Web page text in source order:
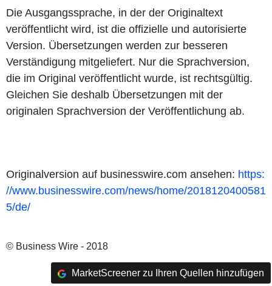
Die Ausgangssprache, in der der Originaltext
veröffentlicht wird, ist die offizielle und autorisierte
Version. Übersetzungen werden zur besseren
Verständigung mitgeliefert. Nur die Sprachversion,
die im Original veröffentlicht wurde, ist rechtsgültig.
Gleichen Sie deshalb Übersetzungen mit der
originalen Sprachversion der Veröffentlichung ab.
Originalversion auf businesswire.com ansehen: https:
//www.businesswire.com/news/home/2018120400581
5/de/
© Business Wire - 2018
MarketScreener zu Ihren Quellen hinzufügen